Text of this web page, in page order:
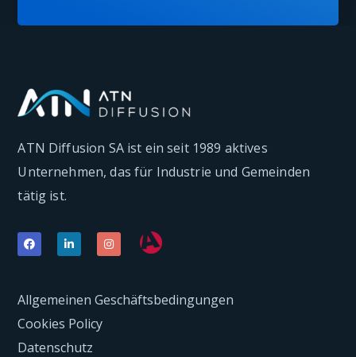
ATN Diffusion SA ist ein seit 1989 aktives
Unternehmen, das für Industrie und Gemeinden
tätig ist.
Allgemeinen Geschäftsbedingungen
Cookies Policy
Datenschutz